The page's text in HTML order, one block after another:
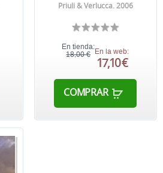
Priuli & Verlucca. 2006
En tienda:
18,00 €
En la web:
17,10 €
COMPRAR